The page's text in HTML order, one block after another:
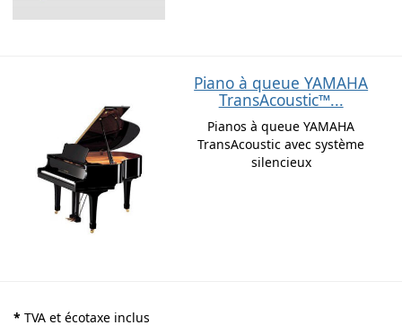
Piano à queue YAMAHA
TransAcoustic™...
Pianos à queue YAMAHA
TransAcoustic avec système
silencieux
* TVA et écotaxe inclus